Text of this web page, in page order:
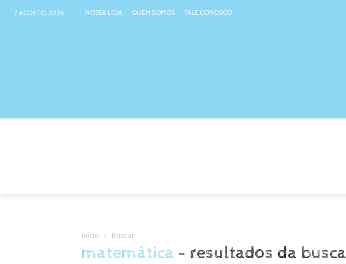
7 AGOSTO, 2026 NOSSA LOJA QUEM SOMOS FALE CONOSCO
Início Buscar
matemática - resultados da busca